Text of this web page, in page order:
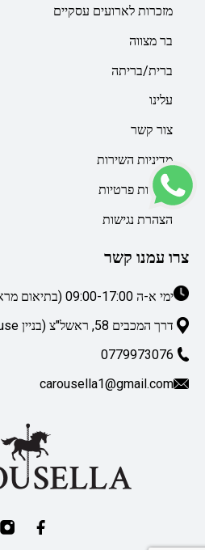
מזכרות לארועים עסקיים
בר מצווה
ברית/בריתה
עלינו
צור קשר
מדיניות השירות
מדיניות פרטיות
הצהרת נגישות
צרו עמנו קשר
ימי א-ה 09:00-17:00 (בתיאום מראש) יום ו' וערבי חג (סגור)
דרך המכבים 58, ראשל"צ (בניין ehouse קומה 2)
0779973076
carousella1@gmail.com